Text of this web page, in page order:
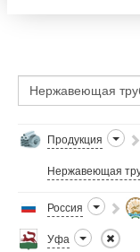
Продукция
Нержавеющая
Россия
Уфа